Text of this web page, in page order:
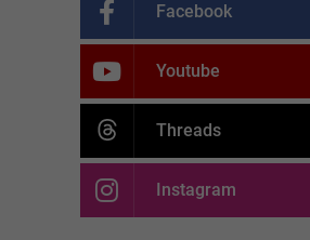
Facebook
Youtube
Threads
Instagram